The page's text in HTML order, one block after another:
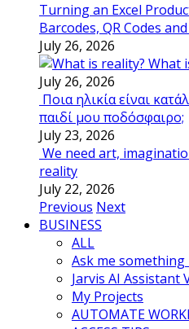
Turning an Excel
Barcodes, QR Codes
July 26, 2026
What
July 26, 2026
Ποια ηλικία είναι
παιδί μου ποδόσφαιρο;
July 23, 2026
We need art,
reality
July 22, 2026
Previous Next
BUSINESS
ALL
Ask me something
Jarvis AI Assistant
My Projects
AUTOMATE